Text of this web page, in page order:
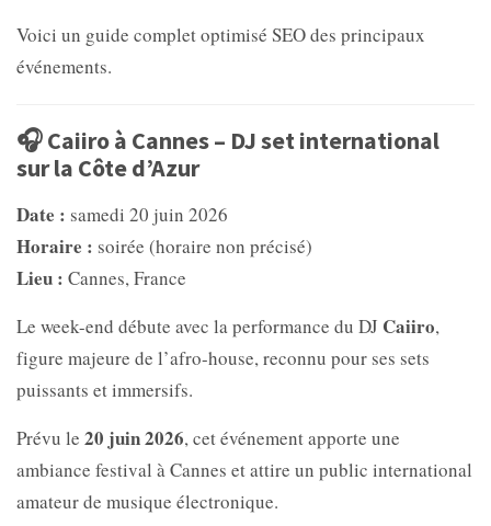
Voici un guide complet optimisé SEO des principaux
événements.
🎧 Caiiro à Cannes – DJ set international
sur la Côte d’Azur
Date : samedi 20 juin 2026
Horaire : soirée (horaire non précisé)
Lieu : Cannes, France
Le week-end débute avec la performance du DJ Caiiro,
figure majeure de l’afro-house, reconnu pour ses sets
puissants et immersifs.
Prévu le 20 juin 2026, cet événement apporte une
ambiance festival à Cannes et attire un public international
amateur de musique électronique.